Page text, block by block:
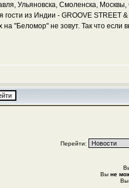
Ульяновска, Смоленска, Москвы,
из Индии - GROOVE STREET
"Беломор" не зовут. Так что если
Перейти:
Вы не
Вы